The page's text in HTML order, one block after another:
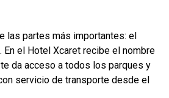
las partes más importantes: el
el Hotel Xcaret recibe el nombre
da acceso a todos los parques y
servicio de transporte desde el